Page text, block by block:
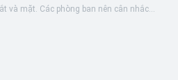
và mặt. Các phòng ban nên cân nhắc...